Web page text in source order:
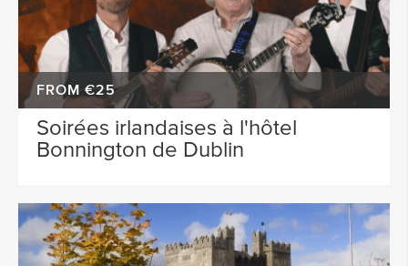
FROM €25
Soirées irlandaises à l'hôtel
Bonnington de Dublin